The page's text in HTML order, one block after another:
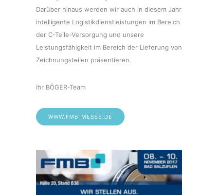
Darüber hinaus werden wir auch in diesem Jahr
intelligente Logistikdienstleistungen im Bereich
der C-Teile-Versorgung und unsere
Leistungsfähigkeit im Bereich der Lieferung von
Zeichnungsteilen präsentieren.
Ihr BÖGER-Team
WWW.FMB-MESSE.DE